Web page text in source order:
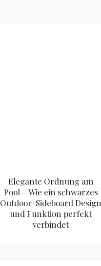
Elegante Ordnung am
Pool – Wie ein schwarzes
Outdoor-Sideboard Design
und Funktion perfekt
verbindet